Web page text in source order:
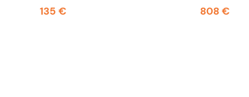
135 € 808 €